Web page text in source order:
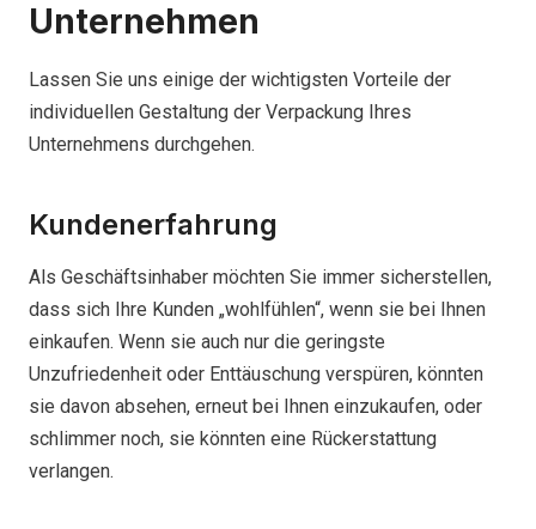
Unternehmen
Lassen Sie uns einige der wichtigsten Vorteile der
individuellen Gestaltung der Verpackung Ihres
Unternehmens durchgehen.
Kundenerfahrung
Als Geschäftsinhaber möchten Sie immer sicherstellen,
dass sich Ihre Kunden „wohlfühlen“, wenn sie bei Ihnen
einkaufen. Wenn sie auch nur die geringste
Unzufriedenheit oder Enttäuschung verspüren, könnten
sie davon absehen, erneut bei Ihnen einzukaufen, oder
schlimmer noch, sie könnten eine Rückerstattung
verlangen.